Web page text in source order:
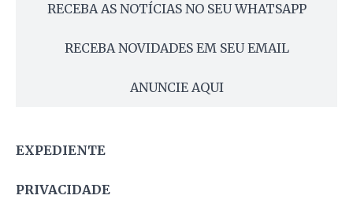
RECEBA AS NOTÍCIAS NO SEU WHATSAPP
RECEBA NOVIDADES EM SEU EMAIL
ANUNCIE AQUI
EXPEDIENTE
PRIVACIDADE